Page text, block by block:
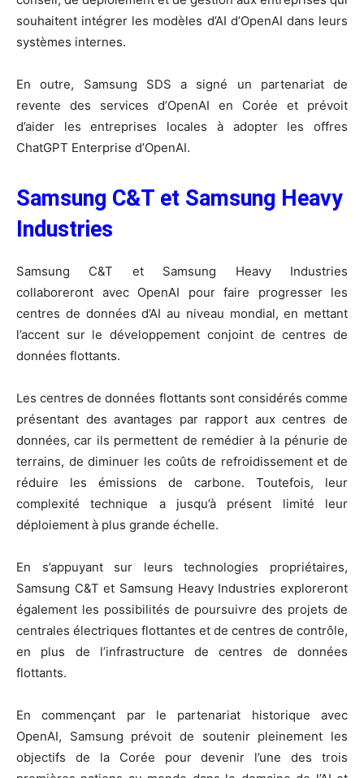
souhaitent intégrer les modèles d’AI d’OpenAI dans leurs
systèmes internes.
En outre, Samsung SDS a signé un partenariat de
revente des services d’OpenAI en Corée et prévoit
d’aider les entreprises locales à adopter les offres
ChatGPT Enterprise d’OpenAI.
Samsung C&T et Samsung Heavy
Industries
Samsung C&T et Samsung Heavy Industries
collaboreront avec OpenAI pour faire progresser les
centres de données d’AI au niveau mondial, en mettant
l’accent sur le développement conjoint de centres de
données flottants.
Les centres de données flottants sont considérés comme
présentant des avantages par rapport aux centres de
données, car ils permettent de remédier à la pénurie de
terrains, de diminuer les coûts de refroidissement et de
réduire les émissions de carbone. Toutefois, leur
complexité technique a jusqu’à présent limité leur
déploiement à plus grande échelle.
En s’appuyant sur leurs technologies propriétaires,
Samsung C&T et Samsung Heavy Industries exploreront
également les possibilités de poursuivre des projets de
centrales électriques flottantes et de centres de contrôle,
en plus de l’infrastructure de centres de données
flottants.
En commençant par le partenariat historique avec
OpenAI, Samsung prévoit de soutenir pleinement les
objectifs de la Corée pour devenir l’une des trois